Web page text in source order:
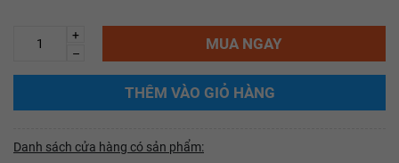
+
–
MUA NGAY
THÊM VÀO GIỎ HÀNG
Danh sách cửa hàng có sản phẩm: